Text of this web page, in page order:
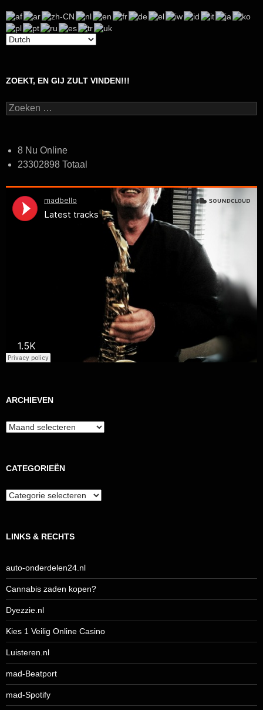
ZOEKT, EN GIJ ZULT VINDEN!!!
Zoeken
naar:
8 Nu Online
23302898 Totaal
ARCHIEVEN
Archieven
CATEGORIEËN
Categorieën
LINKS & RECHTS
auto-onderdelen24.nl
Cannabis zaden kopen?
Dyezzie.nl
Kies 1 Veilig Online Casino
Luisteren.nl
mad-Beatport
mad-Spotify